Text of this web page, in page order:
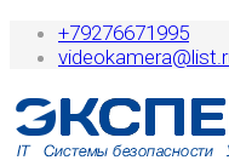
+79276671995